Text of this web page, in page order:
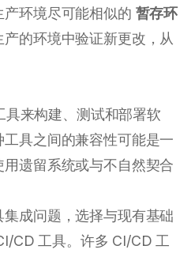
环境尽可能相似的 暂存环
的环境中验证新更改，从
来构建、测试和部署软
具之间的兼容性可能是一
遗留系统或与不自然契合
成问题，选择与现有基础
CD 工具。许多 CI/CD 工